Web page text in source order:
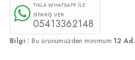
TIKLA WHATSAPP İLE
SİPARİŞ VER
05413362148
Bilgi : Bu ürünümüzden minimum12 Ad.